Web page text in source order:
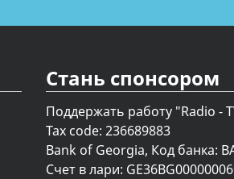
Стань спонсором
Поддержать работу "Radio -
Tax code: 236689883
Bank of Georgia, Код банка:
Счет в лари: